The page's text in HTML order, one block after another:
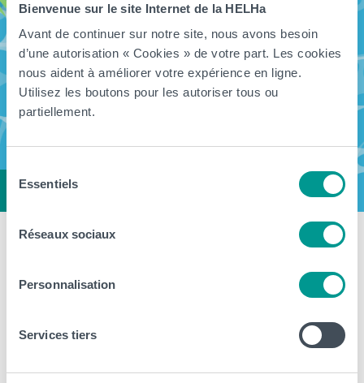
Bienvenue sur le site Internet de la HELHa
Avant de continuer sur notre site, nous avons besoin
d’une autorisation « Cookies » de votre part. Les cookies
nous aident à améliorer votre expérience en ligne.
Utilisez les boutons pour les autoriser tous ou
partiellement.
Sélection
Essentiels
Réseaux sociaux
Personnalisation
Services tiers
Fermeture estivale de notre Haute
École du 11 juillet au 16 août
> Les différentes implantations et campus de la Haute École sont
fermés jusqu’au 16 août 2026 inclus. Nos équipes prennent un